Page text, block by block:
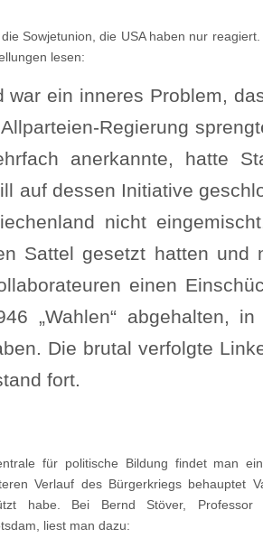
Sowjetunion, die USA haben nur
lesen:
war ein inneres Problem,
Regierung
anerkannte, hatte
auf dessen Initiative
nicht
Sattel gesetzt hatten und
einen
„Wahlen“ abgehalten,
Die brutal verfolgte
fort.
für politische Bildung findet man
Verlauf des Bürgerkriegs behauptet
habe. Bei Bernd Stöver,
liest man dazu: